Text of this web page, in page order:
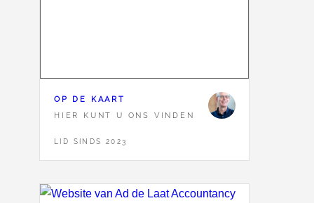
OP DE KAART
HIER KUNT U ONS VINDEN
LID SINDS 2023